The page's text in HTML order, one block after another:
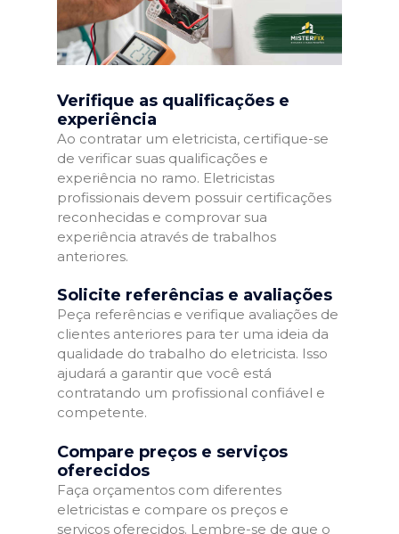
Verifique as qualificações e
experiência
Ao contratar um eletricista, certifique-se
de verificar suas qualificações e
experiência no ramo. Eletricistas
profissionais devem possuir certificações
reconhecidas e comprovar sua
experiência através de trabalhos
anteriores.
Solicite referências e avaliações
Peça referências e verifique avaliações de
clientes anteriores para ter uma ideia da
qualidade do trabalho do eletricista. Isso
ajudará a garantir que você está
contratando um profissional confiável e
competente.
Compare preços e serviços
oferecidos
Faça orçamentos com diferentes
eletricistas e compare os preços e
serviços oferecidos. Lembre-se de que o